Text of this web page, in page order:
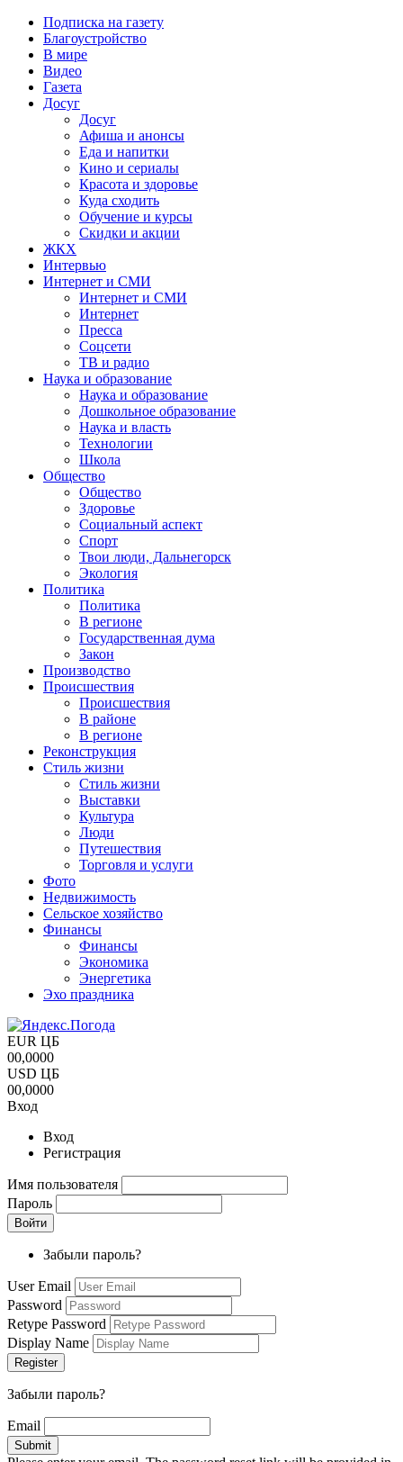
Подписка на газету
Благоустройство
В мире
Видео
Газета
Досуг
Досуг
Афиша и анонсы
Еда и напитки
Кино и сериалы
Красота и здоровье
Куда сходить
Обучение и курсы
Скидки и акции
ЖКХ
Интервью
Интернет и СМИ
Интернет и СМИ
Интернет
Пресса
Соцсети
ТВ и радио
Наука и образование
Наука и образование
Дошкольное образование
Наука и власть
Технологии
Школа
Общество
Общество
Здоровье
Социальный аспект
Спорт
Твои люди, Дальнегорск
Экология
Политика
Политика
В регионе
Государственная дума
Закон
Производство
Происшествия
Происшествия
В районе
В регионе
Реконструкция
Стиль жизни
Стиль жизни
Выставки
Культура
Люди
Путешествия
Торговля и услуги
Фото
Недвижимость
Сельское хозяйство
Финансы
Финансы
Экономика
Энергетика
Эхо праздника
EUR ЦБ
00,0000
USD ЦБ
00,0000
Вход
Вход
Регистрация
Имя пользователя
Пароль
Забыли пароль?
User Email
Password
Retype Password
Display Name
Забыли пароль?
Email